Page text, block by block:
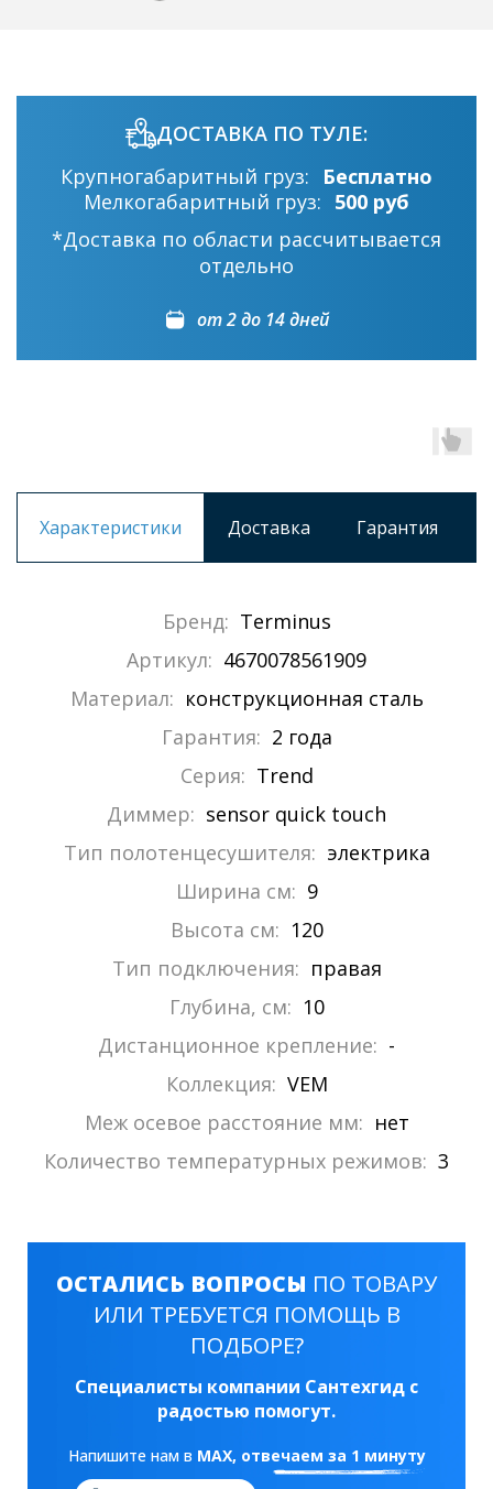
ДОСТАВКА ПО ТУЛЕ:
Крупногабаритный груз:
Бесплатно
Мелкогабаритный груз: 500 руб
*Доставка по области рассчитывается
отдельно
от 2 до 14 дней
Характеристики Доставка Гарантия
Бренд: Terminus
Артикул: 4670078561909
Материал: конструкционная сталь
Гарантия: 2 года
Серия: Trend
Диммер: sensor quick touch
Тип полотенцесушителя: электрика
Ширина см: 9
Высота см: 120
Тип подключения: правая
Глубина, см: 10
Дистанционное крепление: -
Коллекция: VEM
Меж осевое расстояние мм: нет
Количество температурных режимов: 3
ОСТАЛИСЬ ВОПРОСЫ ПО ТОВАРУ
ИЛИ ТРЕБУЕТСЯ ПОМОЩЬ В
ПОДБОРЕ?
Специалисты компании Сантехгид с
радостью помогут.
Напишите нам в MAX, отвечаем за 1 минуту